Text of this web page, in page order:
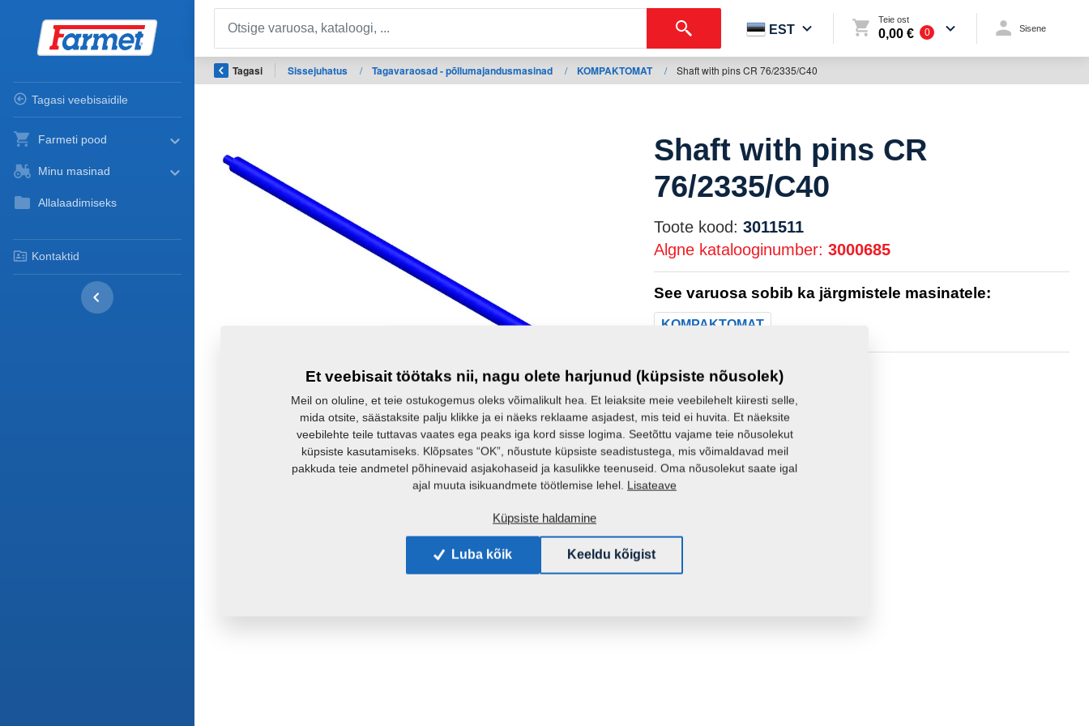
Tagasi veebisaidile
Farmeti pood
Minu masinad
Allalaadimiseks
Kontaktid
EST
Teie ost
0,00 € 0 Sisene
Tagasi Sissejuhatus / Tagavaraosad - põllumajandusmasinad / KOMPAKTOMAT / Shaft with pins CR 76/2335/C40
Shaft with pins CR
76/2335/C40
Toote kood: 3011511
Algne katalooginumber: 3000685
See varuosa sobib ka järgmistele masinatele:
KOMPAKTOMAT
Mass:
Et veebisait töötaks nii, nagu olete harjunud (küpsiste nõusolek)
Meil on oluline, et teie ostukogemus oleks võimalikult hea. Et leiaksite meie veebilehelt kiiresti selle,
mida otsite, säästaksite palju klikke ja ei näeks reklaame asjadest, mis teid ei huvita. Et näeksite
veebilehte teile tuttavas vaates ega peaks iga kord sisse logima. Seetõttu vajame teie nõusolekut
küpsiste kasutamiseks. Klõpsates “OK”, nõustute küpsiste seadistustega, mis võimaldavad meil
pakkuda teie andmetel põhinevaid asjakohaseid ja kasulikke teenuseid. Oma nõusolekut saate igal
ajal muuta isikuandmete töötlemise lehel. Lisateave
Küpsiste haldamine
Luba kõik Keeldu kõigist